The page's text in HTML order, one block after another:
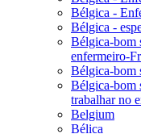
Bélgica -
Bélgica -
Bélgica-bom
enfermeiro-
Bélgica-bom
Bélgica-bom
trabalhar no
Belgium
Bélica